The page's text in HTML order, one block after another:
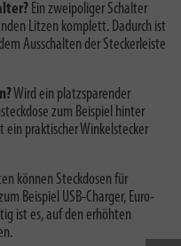
Ein zweipoliger Schalter
Litzen komplett. Dadurch ist
Ausschalten der Steckerleiste
Wird ein platzsparender
zum Beispiel hinter
ein praktischer Winkelstecker
können Steckdosen für
Beispiel USB-Charger, Euro-
ist es, auf den erhöhten